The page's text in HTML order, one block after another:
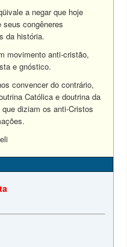
a negar que hoje
congêneres
da história.
movimento anti-cristão,
e gnóstico.
convencer do contrário,
Católica e doutrina da
diziam os anti-Cristos